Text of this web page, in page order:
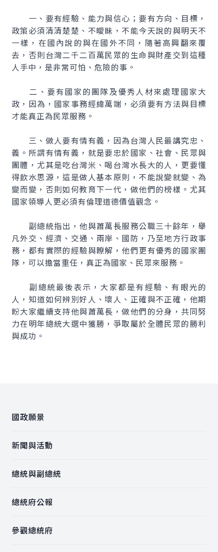
一、要有經驗、能力與信心；要有方向、目標，
政策必須清清楚楚、不曖眛，不能今天說的與明天不
一樣，在國內說的與在國外不同，隨著高興翻來覆
去，否則台灣二千二百萬民眾的生命與財產交到這種
人手中，是非常可怕、危險的事。
二、要有國家的團隊及優秀人材來處理國家大
政，因為，國家事務經緯萬端，必須要有方法與目標
才能真正為民眾服務。
三、做人要有情有義，因為台灣人民最講究忠、
義。所謂有情有義，就是要忠於國家、社會、民眾與
團體，尤其是吃台灣米、喝台灣水長大的人，更要懂
得飲水思源，這是做人基本原則，不能說變就變、為
變而變，否則如何教育下一代，做他們的榜樣。尤其
國家領導人更必須有倫理道德價值觀念。
副總統指出，他與蕭萬長服務公職三十餘年，舉
凡外交、經濟、交通、兩岸、國防，乃至地方行政事
務，都有實際的經驗與瞭解，他們更有優秀的國家團
隊，可以擔當重任，真正為國家、民眾來服務。
副總統最後表示，大家都是有經驗、有眼光的
人，知道如何辨別好人、壞人、正確與不正確，他期
盼大家繼續支持他與蕭萬長，做他們的分身，共同努
力在明年總統大選中獲勝，爭取屬於全體民眾的勝利
與成功。
國政願景
新聞與活動
總統與副總統
總統府公報
參觀總統府